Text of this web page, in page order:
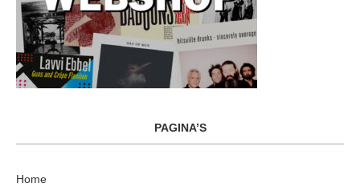
PAGINA’S
Home